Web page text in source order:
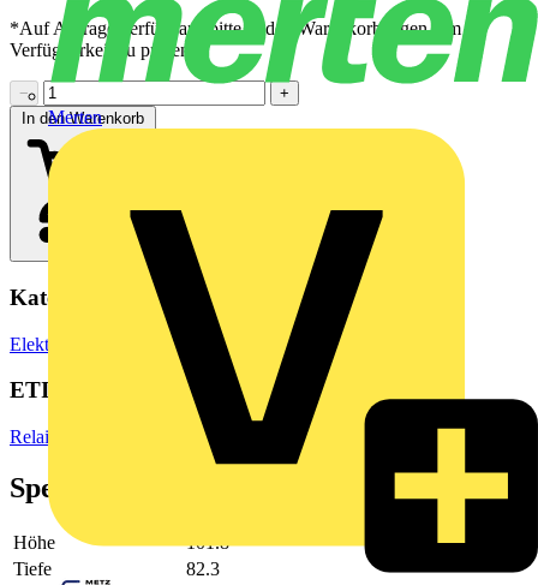
Merten
*Auf Anfrage verfügbar - bitte in den Warenkorb legen, um
Verfügbarkeit zu prüfen
−
+
In den Warenkorb
Kategorien
Elektronische Bauteile Relais
ETIM Group
Relais
Spezifikationen
Höhe
101.8
Tiefe
82.3